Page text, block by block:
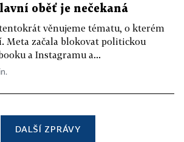
oběť je nečekaná
tentokrát věnujeme tématu, o kterém
Meta začala blokovat politickou
a Instagramu a...
DALŠÍ ZPRÁVY